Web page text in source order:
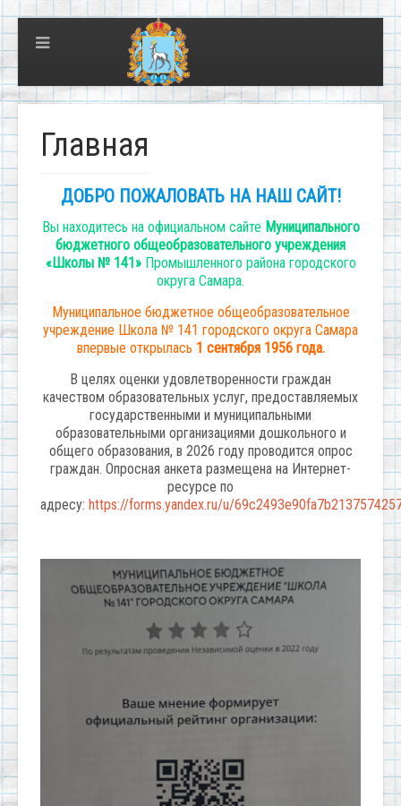
Главная
ДОБРО ПОЖАЛОВАТЬ НА НАШ САЙТ!
Вы находитесь на официальном сайте Муниципального
бюджетного общеобразовательного учреждения
«Школы № 141»Промышленного района городского
округа Самара.
Муниципальное бюджетное общеобразовательное
учреждение Школа № 141 городского округа Самара
впервые открылась 1 сентября 1956 года.
В целях оценки удовлетворенности граждан
качеством образовательных услуг, предоставляемых
государственными и муниципальными
образовательными организациями дошкольного и
общего образования, в 2026 году проводится опрос
граждан. Опросная анкета размещена на Интернет-
ресурсе по
адресу: https://forms.yandex.ru/u/